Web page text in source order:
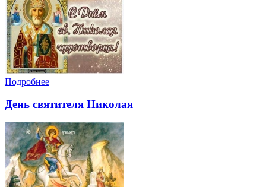
Подробнее
День святителя Николая